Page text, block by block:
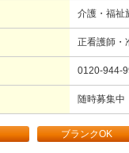
介護・福祉
正看護師・
0120-944-
随時募集中
ブランクOK